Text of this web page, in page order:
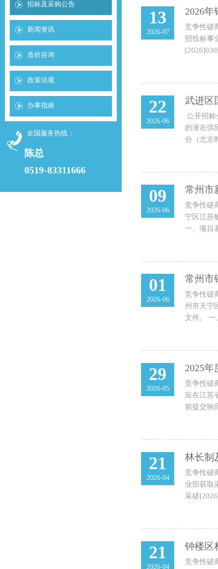
招标及采购公告
新闻资讯
造价咨询
政策法规
办事指南
全国服务热线：
陈总
0519-83311666
13
2026-07
2026
竞争性磋
招投标事
22
2026-06
公开招标
的潜在供
分（北京
09
2026-06
常州市
竞争性磋
宁区江苏
一、项目
01
2026-06
常州市
竞争性磋
州市天宁
文件。
29
2026-05
2025
竞争性磋
应在江苏
前提交响
21
2026-04
林长制
竞争性磋
业部获取
采磋
21
2026-04
钟楼区
竞争性磋